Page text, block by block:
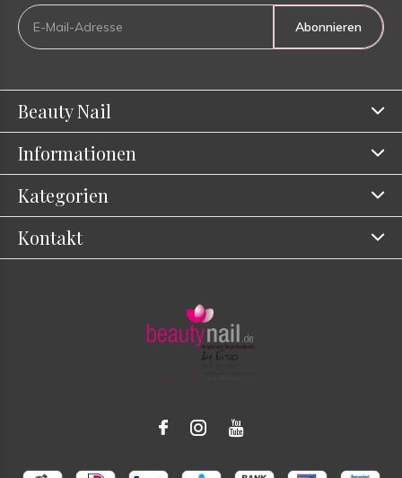
Abonnieren
Beauty Nail
Informationen
Kategorien
Kontakt